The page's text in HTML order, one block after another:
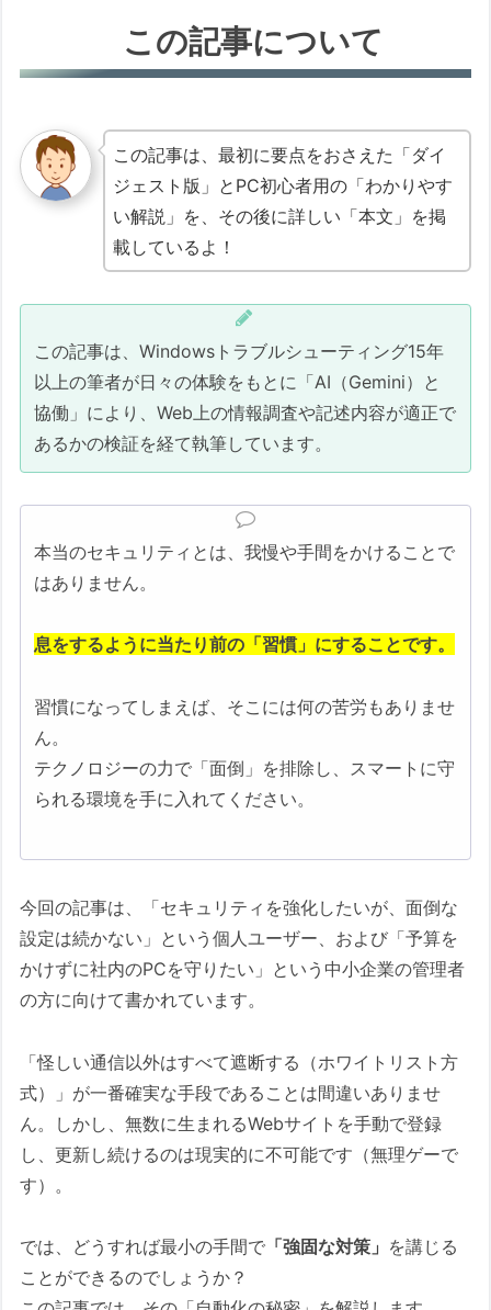
Q4. スマホでネットを見ていると「セキュ
リティ証明書の期限が切れています」とい
ポニチなど）でも出るのですが、ウイルス
でしょうか？
【管理者・ITプロ向け】テクニカルQ&A
イトで頻繁に証明書エラー
ALID）が出ます。
Q. 社内のActive Directory（AD）環
境と共存できますか？
Q. DNS over HTTPS (DoH) / TLS
(DoT) には対応していますか？
指定できますか？
記事中の専門用語の解説
則
ウザ」を使う
意する
2. 鉄道員の技「指差喚呼（ゆびさしかん
こ）」を使う
3. 「手間」と「リスク」を天秤にかける
報”で裏を取る
【一般ユーザー向け】フィッシング対策協
議会
【管理者・ITプロ向け】JPCERT/CC &
ーションセンター）
2. VirusTotal（ウイルストータル）
この記事について
この記事は、最初に要点をおさえた「ダイ
ジェスト版」とPC初心者用の「わかりやす
い解説」を、その後に詳しい「本文」を掲
載しているよ！
この記事は、Windowsトラブルシューティング15年
以上の筆者が日々の体験をもとに「AI（Gemini）と
協働」により、Web上の情報調査や記述内容が適正で
あるかの検証を経て執筆しています。
本当のセキュリティとは、我慢や手間をかけることで
はありません。
息をするように当たり前の「習慣」にすることです。
習慣になってしまえば、そこには何の苦労もありませ
ん。
テクノロジーの力で「面倒」を排除し、スマートに守
られる環境を手に入れてください。
今回の記事は、「セキュリティを強化したいが、面倒な
設定は続かない」という個人ユーザー、および「予算を
かけずに社内のPCを守りたい」という中小企業の管理者
の方に向けて書かれています。
「怪しい通信以外はすべて遮断する（ホワイトリスト方
式）」が一番確実な手段であることは間違いありませ
ん。しかし、無数に生まれるWebサイトを手動で登録
し、更新し続けるのは現実的に不可能です（無理ゲーで
す）。
では、どうすれば最小の手間で 「強固な対策」 を講じる
ことができるのでしょうか？